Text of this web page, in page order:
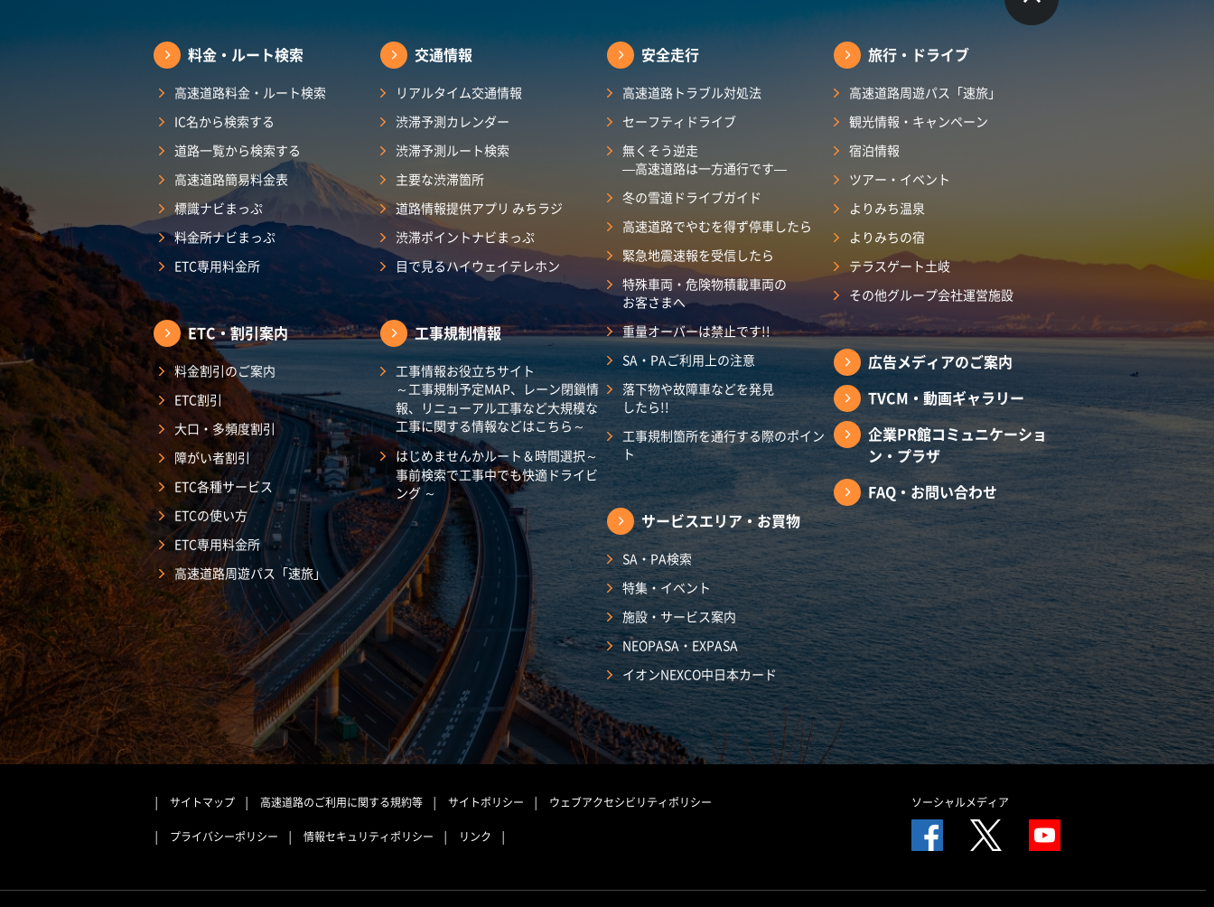
料金・ルート検索
高速道路料金・ルート検索
IC名から検索する
道路一覧から検索する
高速道路簡易料金表
標識ナビまっぷ
料金所ナビまっぷ
ETC専用料金所
ETC・割引案内
料金割引のご案内
ETC割引
大口・多頻度割引
障がい者割引
ETC各種サービス
ETCの使い方
ETC専用料金所
高速道路周遊パス「速旅」
交通情報
リアルタイム交通情報
渋滞予測カレンダー
渋滞予測ルート検索
主要な渋滞箇所
道路情報提供アプリ みちラジ
渋滞ポイントナビまっぷ
目で見るハイウェイテレホン
工事規制情報
工事情報お役立ちサイト
～工事規制予定MAP、レーン閉鎖情
報、リニューアル工事など大規模な
工事に関する情報などはこちら～
はじめませんかルート＆時間選択～
事前検索で工事中でも快適ドライビ
ング ～
安全走行
高速道路トラブル対処法
セーフティドライブ
無くそう逆走
―高速道路は一方通行です―
冬の雪道ドライブガイド
高速道路でやむを得ず停車したら
緊急地震速報を受信したら
特殊車両・危険物積載車両の
お客さまへ
重量オーバーは禁止です!!
SA・PAご利用上の注意
落下物や故障車などを発見
したら!!
工事規制箇所を通行する際のポイン
ト
サービスエリア・お買物
SA・PA検索
特集・イベント
施設・サービス案内
NEOPASA・EXPASA
イオンNEXCO中日本カード
旅行・ドライブ
高速道路周遊パス「速旅」
観光情報・キャンペーン
宿泊情報
ツアー・イベント
よりみち温泉
よりみちの宿
テラスゲート土岐
その他グループ会社運営施設
広告メディアのご案内
TVCM・動画ギャラリー
企業PR館コミュニケーショ
ン・プラザ
FAQ・お問い合わせ
サイトマップ 高速道路のご利用に関する規約等 サイトポリシー ウェブアクセシビリティポリシー
プライバシーポリシー 情報セキュリティポリシー リンク
ソーシャルメディア